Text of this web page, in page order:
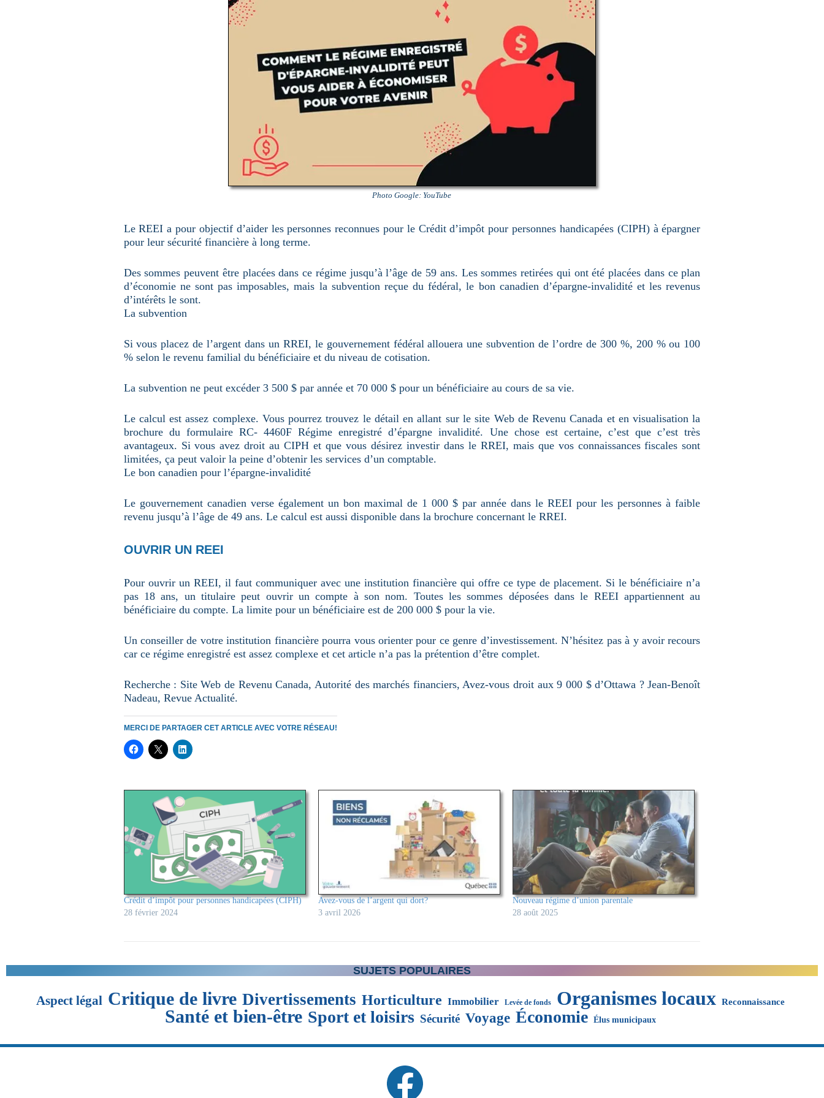
Photo Google: YouTube
Le REEI a pour objectif d’aider les personnes reconnues pour le Crédit d’impôt pour personnes handicapées (CIPH) à épargner
pour leur sécurité financière à long terme.
Des sommes peuvent être placées dans ce régime jusqu’à l’âge de 59 ans. Les sommes retirées qui ont été placées dans ce plan
d’économie ne sont pas imposables, mais la subvention reçue du fédéral, le bon canadien d’épargne-invalidité et les revenus
d’intérêts le sont.
La subvention
Si vous placez de l’argent dans un RREI, le gouvernement fédéral allouera une subvention de l’ordre de 300 %, 200 % ou 100
% selon le revenu familial du bénéficiaire et du niveau de cotisation.
La subvention ne peut excéder 3 500 $ par année et 70 000 $ pour un bénéficiaire au cours de sa vie.
Le calcul est assez complexe. Vous pourrez trouvez le détail en allant sur le site Web de Revenu Canada et en visualisation la
brochure du formulaire RC- 4460F Régime enregistré d’épargne invalidité. Une chose est certaine, c’est que c’est très
avantageux. Si vous avez droit au CIPH et que vous désirez investir dans le RREI, mais que vos connaissances fiscales sont
limitées, ça peut valoir la peine d’obtenir les services d’un comptable.
Le bon canadien pour l’épargne-invalidité
Le gouvernement canadien verse également un bon maximal de 1 000 $ par année dans le REEI pour les personnes à faible
revenu jusqu’à l’âge de 49 ans. Le calcul est aussi disponible dans la brochure concernant le RREI.
OUVRIR UN REEI
Pour ouvrir un REEI, il faut communiquer avec une institution financière qui offre ce type de placement. Si le bénéficiaire n’a
pas 18 ans, un titulaire peut ouvrir un compte à son nom. Toutes les sommes déposées dans le REEI appartiennent au
bénéficiaire du compte. La limite pour un bénéficiaire est de 200 000 $ pour la vie.
Un conseiller de votre institution financière pourra vous orienter pour ce genre d’investissement. N’hésitez pas à y avoir recours
car ce régime enregistré est assez complexe et cet article n’a pas la prétention d’être complet.
Recherche : Site Web de Revenu Canada, Autorité des marchés financiers, Avez-vous droit aux 9 000 $ d’Ottawa ? Jean-Benoît
Nadeau, Revue Actualité.
MERCI DE PARTAGER CET ARTICLE AVEC VOTRE RÉSEAU!
Crédit d’impôt pour personnes handicapées (CIPH)
28 février 2024
Avez-vous de l’argent qui dort?
3 avril 2026
Nouveau régime d’union parentale
28 août 2025
SUJETS POPULAIRES
Aspect légal Critique de livre Divertissements Horticulture Immobilier Levée de fonds Organismes locaux Reconnaissance
Santé et bien-être Sport et loisirs Sécurité Voyage Économie Élus municipaux